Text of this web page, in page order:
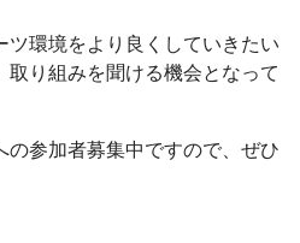
ツ環境をより良くしていきたい
取り組みを聞ける機会となって
の参加者募集中ですので、ぜひ